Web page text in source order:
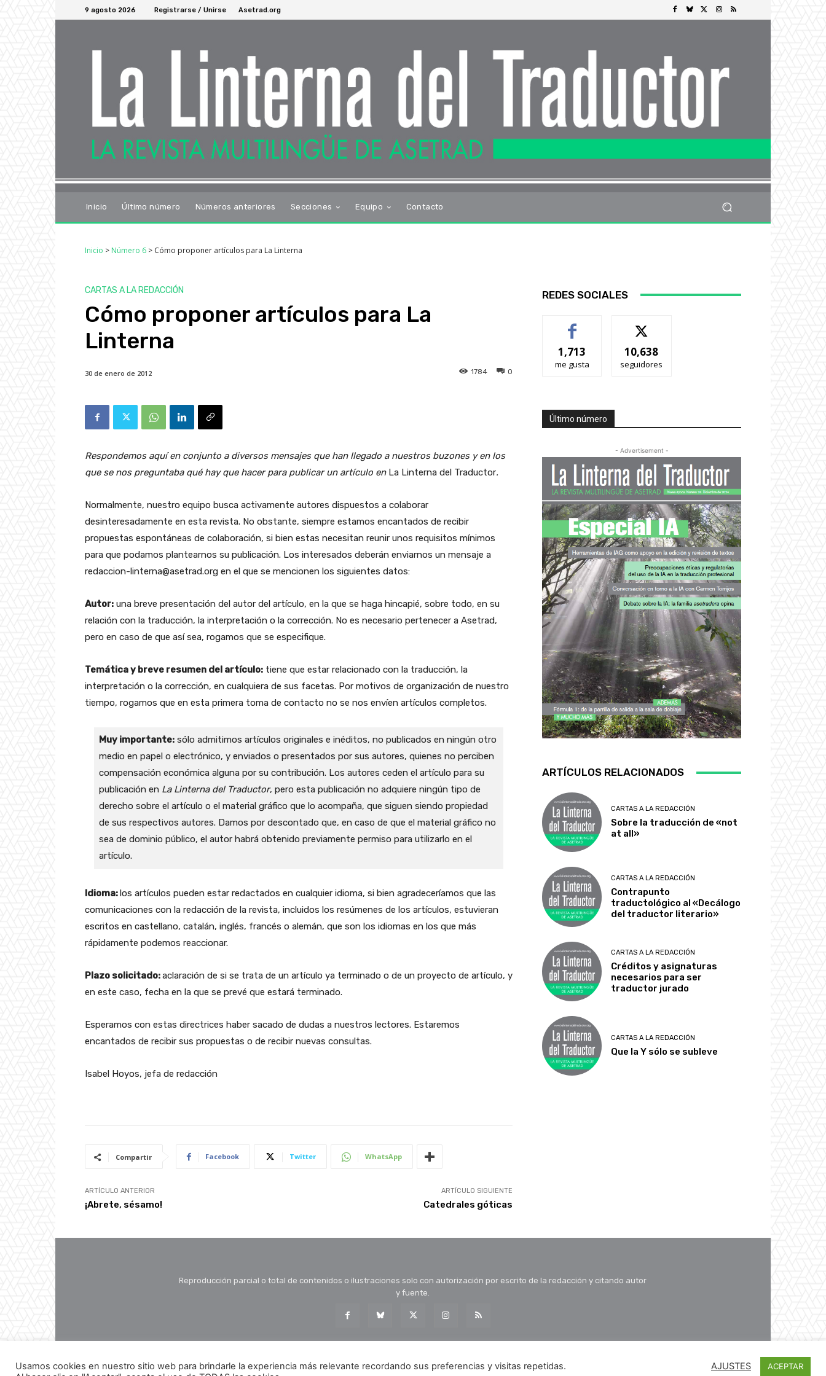
9 agosto 2026 Registrarse / Unirse Asetrad.org
Inicio Último número Números anteriores Secciones Equipo Contacto
Inicio > Número 6 > Cómo proponer artículos para La Linterna
CARTAS A LA REDACCIÓN
Cómo proponer artículos para La
Linterna
30 de enero de 2012 0
1784
Respondemos aquí en conjunto a diversos mensajes que han llegado a nuestros buzones y en los
que se nos preguntaba qué hay que hacer para publicar un artículo en La Linterna del Traductor.
Normalmente, nuestro equipo busca activamente autores dispuestos a colaborar
desinteresadamente en esta revista. No obstante, siempre estamos encantados de recibir
propuestas espontáneas de colaboración, si bien estas necesitan reunir unos requisitos mínimos
para que podamos plantearnos su publicación. Los interesados deberán enviarnos un mensaje a
redaccion-linterna@asetrad.org en el que se mencionen los siguientes datos:
Autor: una breve presentación del autor del artículo, en la que se haga hincapié, sobre todo, en su
relación con la traducción, la interpretación o la corrección. No es necesario pertenecer a Asetrad,
pero en caso de que así sea, rogamos que se especifique.
Temática y breve resumen del artículo: tiene que estar relacionado con la traducción, la
interpretación o la corrección, en cualquiera de sus facetas. Por motivos de organización de nuestro
tiempo, rogamos que en esta primera toma de contacto no se nos envíen artículos completos.
Muy importante:sólo admitimos artículos originales e inéditos, no publicados en ningún otro
medio en papel o electrónico, y enviados o presentados por sus autores, quienes no perciben
compensación económica alguna por su contribución. Los autores ceden el artículo para su
publicación en La Linterna del Traductor, pero esta publicación no adquiere ningún tipo de
derecho sobre el artículo o el material gráfico que lo acompaña, que siguen siendo propiedad
de sus respectivos autores. Damos por descontado que, en caso de que el material gráfico no
sea de dominio público, el autor habrá obtenido previamente permiso para utilizarlo en el
artículo.
Idioma:los artículos pueden estar redactados en cualquier idioma, si bien agradeceríamos que las
comunicaciones con la redacción de la revista, incluidos los resúmenes de los artículos, estuvieran
escritos en castellano, catalán, inglés, francés o alemán, que son los idiomas en los que más
rápidamente podemos reaccionar.
Plazo solicitado:aclaración de si se trata de un artículo ya terminado o de un proyecto de artículo, y
en este caso, fecha en la que se prevé que estará terminado.
Esperamos con estas directrices haber sacado de dudas a nuestros lectores. Estaremos
encantados de recibir sus propuestas o de recibir nuevas consultas.
Isabel Hoyos, jefa de redacción
Compartir Facebook Twitter WhatsApp
ARTÍCULO ANTERIOR
¡Abrete, sésamo!
ARTÍCULO SIGUIENTE
Catedrales góticas
REDES SOCIALES
1,713
me gusta
10,638
seguidores
Último número
- Advertisement -
ARTÍCULOS RELACIONADOS
CARTAS A LA REDACCIÓN
Sobre la traducción de «not
at all»
CARTAS A LA REDACCIÓN
Contrapunto
traductológico al «Decálogo
del traductor literario»
CARTAS A LA REDACCIÓN
Créditos y asignaturas
necesarios para ser
traductor jurado
CARTAS A LA REDACCIÓN
Que la Y sólo se subleve
Reproducción parcial o total de contenidos o ilustraciones solo con autorización por escrito de la redacción y citando autor
y fuente.
Usamos cookies en nuestro sitio web para brindarle la experiencia más relevante recordando sus preferencias y visitas repetidas.
AJUSTES ACEPTAR